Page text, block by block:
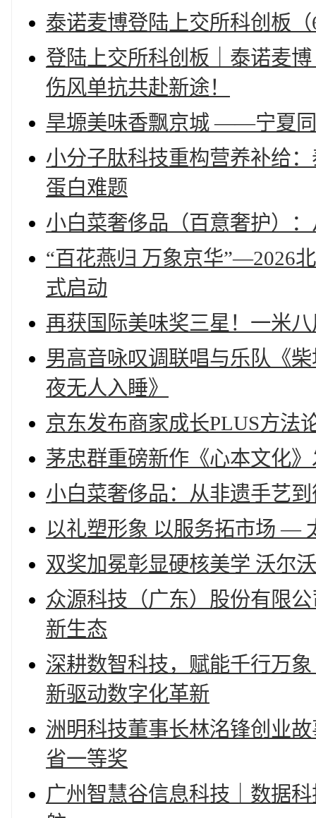
泰诺麦博登陆上交所科创板
登陆上交所科创板｜泰诺麦
伤风单抗共赴新途！
旱塬美味香飘京城 ——宁夏
小分子肽科技重构营养补给
蛋白难题
小白菜奢侈品（百意奢护）
“百花燕归 万象京华”—2026
式启动
再获国际美味奖三星！一米
男高音咏叹调联唱与乐队《
夜无人入睡》
京东发布商家成长PLUS方法
茅忠群重磅新作《心本文化
小白菜奢侈品：从非遗手艺
以礼塑形象 以服务拓市场 —
双奖加冕彰显硬核美学 沃尔
众源科技（广东）股份有限
新生态
深耕数智科技，赋能千行万
新驱动数字化革新
洲明科技董事长林洺锋创业
省一等奖
广州智慧谷信息科技｜数据